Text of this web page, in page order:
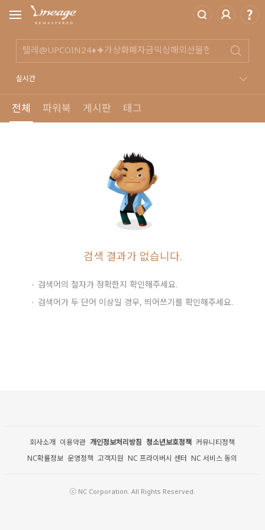
실시간
전체 파워북 게시판 태그
검색 결과가 없습니다.
검색어의 철자가 정확한지 확인해주세요.
검색어가 두 단어 이상일 경우, 띄어쓰기를 확인해주세요.
회사소개 이용약관 개인정보처리방침 청소년보호정책 커뮤니티정책
NC확률정보 운영정책 고객지원 NC 프라이버시 센터 NC 서비스 동의
ⓒ NC Corporation. All Rights Reserved.